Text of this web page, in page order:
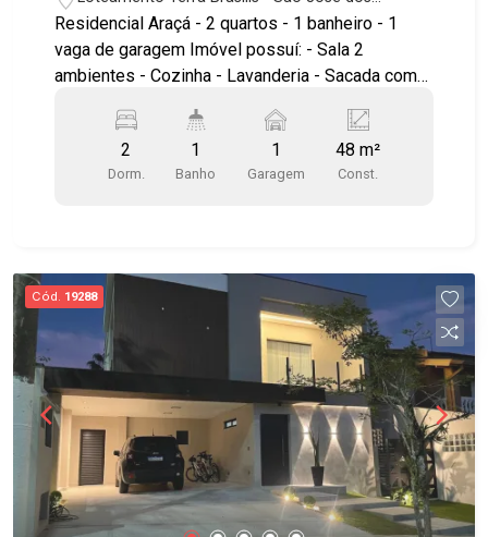
Campos/SP
Residencial Araçá - 2 quartos - 1 banheiro - 1
vaga de garagem Imóvel possuí: - Sala 2
ambientes - Cozinha - Lavanderia - Sacada com
Localização privilegiada, no Terra Brasilis!
Próximo à saída para Dutra, anel viário, Shopping
Centervale, Drogarias, Supermercados e padarias
2
Dorm.
1
Banho
1
Garagem
48 m²
Const.
Cód. 19288